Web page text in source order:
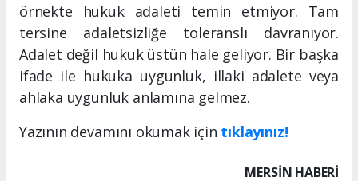
örnekte hukuk adaleti temin etmiyor. Tam
tersine adaletsizliğe toleranslı davranıyor.
Adalet değil hukuk üstün hale geliyor. Bir başka
ifade ile hukuka uygunluk, illaki adalete veya
ahlaka uygunluk anlamına gelmez.
Yazının devamını okumak için tıklayınız!
MERSIN HABERİ